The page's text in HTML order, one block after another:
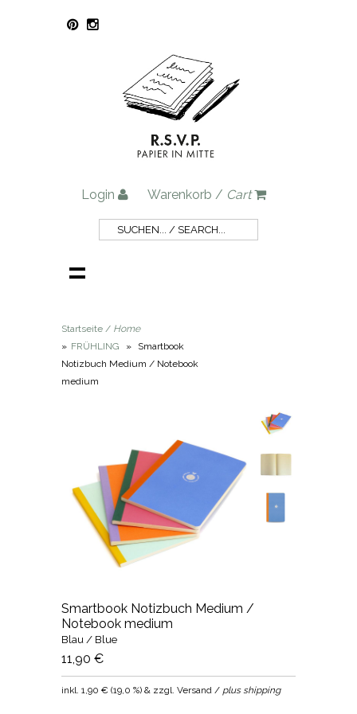
Login Warenkorb / Cart
Startseite / Home
» FRÜHLING »
Smartbook
Notizbuch Medium / Notebook
medium
Smartbook Notizbuch Medium /
Notebook medium
Blau / Blue
11,90 €
inkl.1,90 € (19,0 %) & zzgl. Versand / plus shipping